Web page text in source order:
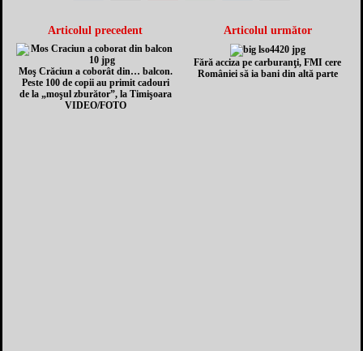
Articolul precedent
Moş Crăciun a coborât din… balcon.
Peste 100 de copii au primit cadouri
de la „moşul zburător”, la Timişoara
VIDEO/FOTO
Articolul următor
Fără acciza pe carburanţi, FMI cere
României să ia bani din altă parte